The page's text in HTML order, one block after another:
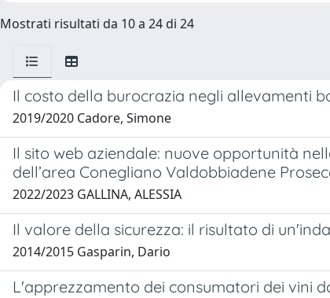
Mostrati risultati da 10 a 24 di 24
Il costo della burocrazia negli allevamenti
2019/2020 Cadore, Simone
Il sito web aziendale: nuove opportunità
dell’area Conegliano Valdobbiadene
2022/2023 GALLINA, ALESSIA
Il valore della sicurezza: il risultato di
2014/2015 Gasparin, Dario
L'apprezzamento dei consumatori dei vini